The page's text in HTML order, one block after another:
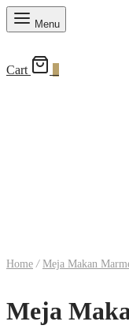
Menu
Cart
Home / Meja Makan
Meja